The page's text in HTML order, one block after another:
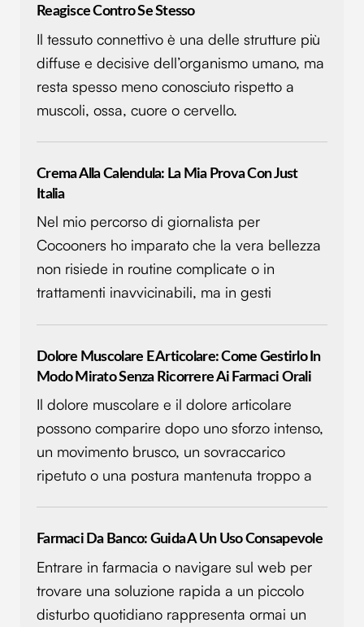
Reagisce Contro Se Stesso
Il tessuto connettivo è una delle strutture più
diffuse e decisive dell’organismo umano, ma
resta spesso meno conosciuto rispetto a
muscoli, ossa, cuore o cervello.
Crema Alla Calendula: La Mia Prova Con Just
Italia
Nel mio percorso di giornalista per
Cocooners ho imparato che la vera bellezza
non risiede in routine complicate o in
trattamenti inavvicinabili, ma in gesti
Dolore Muscolare E Articolare: Come Gestirlo In
Modo Mirato Senza Ricorrere Ai Farmaci Orali
Il dolore muscolare e il dolore articolare
possono comparire dopo uno sforzo intenso,
un movimento brusco, un sovraccarico
ripetuto o una postura mantenuta troppo a
Farmaci Da Banco: Guida A Un Uso Consapevole
Entrare in farmacia o navigare sul web per
trovare una soluzione rapida a un piccolo
disturbo quotidiano rappresenta ormai un